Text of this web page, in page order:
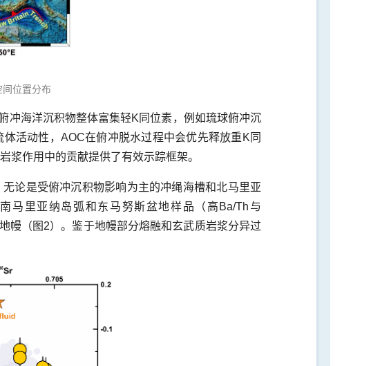
位置分布
冲海洋沉积物整体富集轻K同位素，例如琉球俯冲沉
活动性，AOC在俯冲脱水过程中会优先释放重K同
浆作用中的贡献提供了有效示踪框架。
论是受俯冲沉积物影响为主的冲绳海槽和北马里亚
马里亚纳岛弧和东马努斯盆地样品（高Ba/Th与
（图2）。鉴于地幔部分熔融和玄武质岩浆分异过